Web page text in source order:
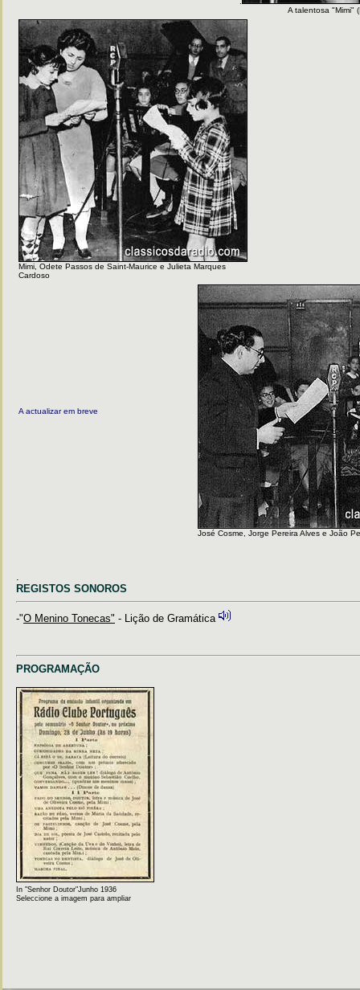
A talentosa "Mimi"
Mimi, Odete Passos de Saint-Maurice e Julieta Marques
Cardoso
A actualizar em breve
José Cosme, Jorge Pereira Alves e João
.
REGISTOS SONOROS
-"O Menino Tonecas" - Lição de Gramática
PROGRAMAÇÃO
In "Senhor Doutor"Junho 1936
Seleccione a imagem para ampliar